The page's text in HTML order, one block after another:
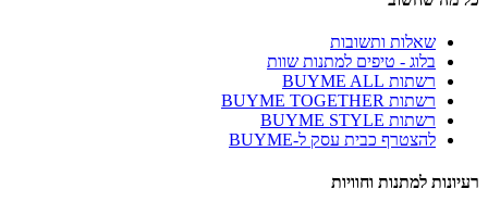
שאלות ותשובות
בלוג - טיפים למתנות שוות
רשתות BUYME ALL
רשתות BUYME TOGETHER
רשתות BUYME STYLE
להצטרף כבית עסק ל-BUYME
רעיונות למתנות וחוויות